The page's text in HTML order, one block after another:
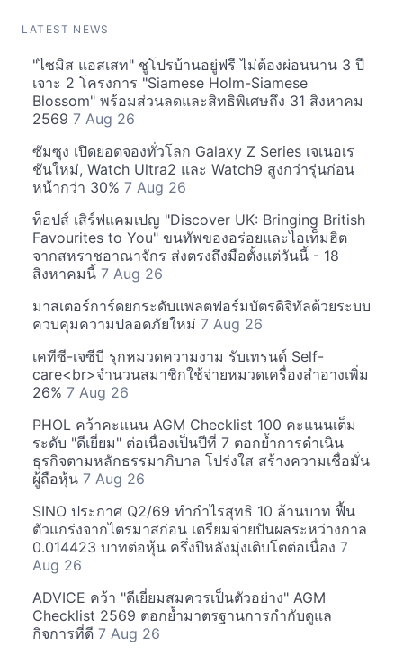
LATEST NEWS
"ไซมิส แอสเสท" ชูโปรบ้านอยู่ฟรี ไม่ต้องผ่อนนาน 3 ปี
เจาะ 2 โครงการ "Siamese Holm-Siamese
Blossom" พร้อมส่วนลดและสิทธิพิเศษถึง 31 สิงหาคม
2569 7 Aug 26
ซัมซุง เปิดยอดจองทั่วโลก Galaxy Z Series เจเนอเร
ชันใหม่, Watch Ultra2 และ Watch9 สูงกว่ารุ่นก่อน
หน้ากว่า 30% 7 Aug 26
ท็อปส์ เสิร์ฟแคมเปญ "Discover UK: Bringing British
Favourites to You" ขนทัพของอร่อยและไอเท็มฮิต
จากสหราชอาณาจักร ส่งตรงถึงมือตั้งแต่วันนี้ - 18
สิงหาคมนี้ 7 Aug 26
มาสเตอร์การ์ดยกระดับแพลตฟอร์มบัตรดิจิทัลด้วยระบบ
ควบคุมความปลอดภัยใหม่ 7 Aug 26
เคทีซี-เจซีบี รุกหมวดความงาม รับเทรนด์ Self-
care<br>จำนวนสมาชิกใช้จ่ายหมวดเครื่องสำอางเพิ่ม
26% 7 Aug 26
PHOL คว้าคะแนน AGM Checklist 100 คะแนนเต็ม
ระดับ "ดีเยี่ยม" ต่อเนื่องเป็นปีที่ 7 ตอกย้ำการดำเนิน
ธุรกิจตามหลักธรรมาภิบาล โปร่งใส สร้างความเชื่อมั่น
ผู้ถือหุ้น 7 Aug 26
SINO ประกาศ Q2/69 ทำกำไรสุทธิ 10 ล้านบาท ฟื้น
ตัวแกร่งจากไตรมาสก่อน เตรียมจ่ายปันผลระหว่างกาล
0.014423 บาทต่อหุ้น ครึ่งปีหลังมุ่งเติบโตต่อเนื่อง 7
Aug 26
ADVICE คว้า "ดีเยี่ยมสมควรเป็นตัวอย่าง" AGM
Checklist 2569 ตอกย้ำมาตรฐานการกำกับดูแล
กิจการที่ดี 7 Aug 26